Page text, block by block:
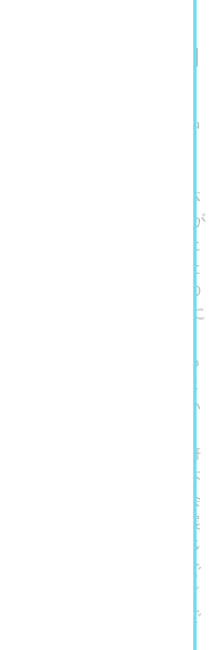
芳「通俗水滸伝」
伝の舞台を彩る中国
記』、『金瓶梅』と並ぶ中
武侠小説です。物語では、
江をはじめとする豪傑108
こします。『水滸伝』自体
徽宗朝で宋江率いる36人が
沢）近辺で反乱を起こした
をもとに物語が形成された
年代ごとに増減があるもの
戸時代に輸入され、日本に
馬琴が葛飾北斎の挿絵で
は『水滸伝』の日本版とも
、翻案作品も多数書かれま
色によって豪傑たちを描い
ます。
するものではなく、『水滸
、および江戸～現代の日本
『水滸伝』に関わる展覧会
たものが中心でした。本展
じて『水滸伝』の世界を多
味わっていただく、今まで
においても小説、映画、ド
い人気を誇るコンテンツで
国と日本の美術に親しみ、